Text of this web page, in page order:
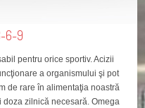
6-9
pentru orice sportiv. Acizii
a organismului şi pot
de rare în alimentaţia noastră
zilnică necesară. Omega